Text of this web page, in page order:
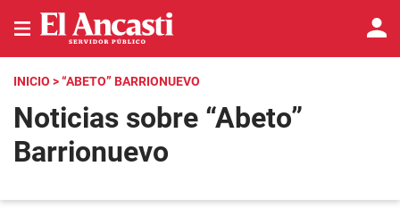
INICIO > “ABETO” BARRIONUEVO
Noticias sobre “Abeto”
Barrionuevo